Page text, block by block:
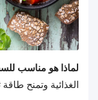
لماذا هو مناسب
الغذائية وتمنح